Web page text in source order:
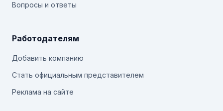
Вопросы и ответы
Работодателям
Добавить компанию
Стать официальным представителем
Реклама на сайте